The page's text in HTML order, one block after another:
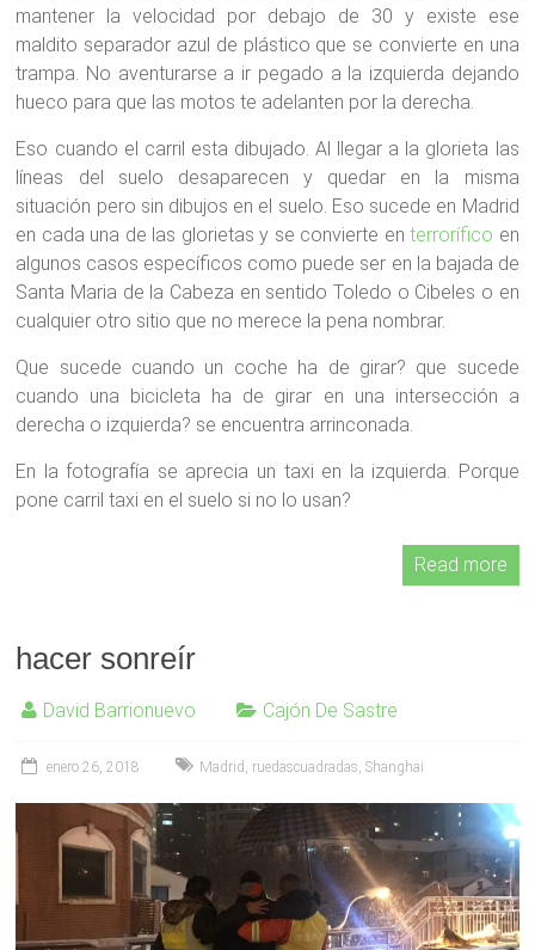
mantener la velocidad por debajo de 30 y existe ese
maldito separador azul de plástico que se convierte en una
trampa. No aventurarse a ir pegado a la izquierda dejando
hueco para que las motos te adelanten por la derecha.
Eso cuando el carril esta dibujado. Al llegar a la glorieta las
líneas del suelo desaparecen y quedar en la misma
situación pero sin dibujos en el suelo. Eso sucede en Madrid
en cada una de las glorietas y se convierte en terrorífico en
algunos casos específicos como puede ser en la bajada de
Santa Maria de la Cabeza en sentido Toledo o Cibeles o en
cualquier otro sitio que no merece la pena nombrar.
Que sucede cuando un coche ha de girar? que sucede
cuando una bicicleta ha de girar en una intersección a
derecha o izquierda? se encuentra arrinconada.
En la fotografía se aprecia un taxi en la izquierda. Porque
pone carril taxi en el suelo si no lo usan?
Read more
hacer sonreír
David Barrionuevo Cajón De Sastre
enero 26, 2018 Madrid , ruedascuadradas,Shanghai